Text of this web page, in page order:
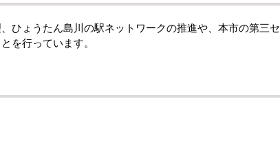
ひょうたん島川の駅ネットワークの推進や、本市の第三セ
を行っています。